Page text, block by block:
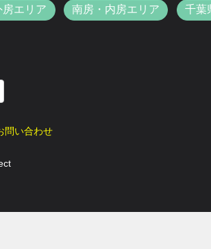
エリア 南房・内房エリア 千葉
問い合わせ